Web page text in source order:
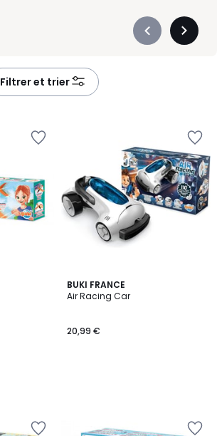
Précédent
Filtrer et trier
BUKI FRANCE
Air Racing Car
20,99 €